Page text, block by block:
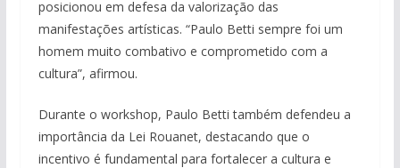
posicionou em defesa da valorização das
manifestações artísticas. “Paulo Betti sempre foi um
homem muito combativo e comprometido com a
cultura”, afirmou.
Durante o workshop, Paulo Betti também defendeu a
importância da Lei Rouanet, destacando que o
incentivo é fundamental para fortalecer a cultura e